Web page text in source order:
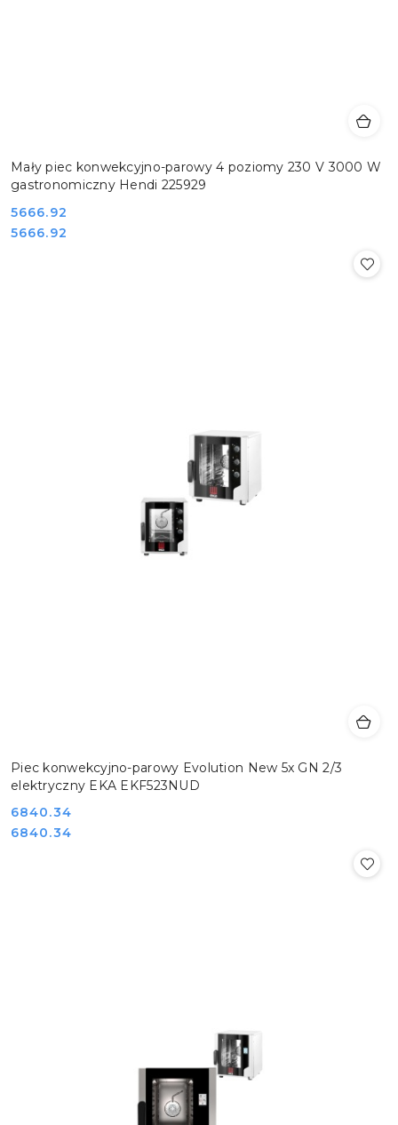
Mały piec konwekcyjno-parowy 4 poziomy 230 V 3000 W
gastronomiczny Hendi 225929
Cena:
5666.92
Cena:
5666.92
Piec konwekcyjno-parowy Evolution New 5x GN 2/3
elektryczny EKA EKF523NUD
Cena:
6840.34
Cena:
6840.34